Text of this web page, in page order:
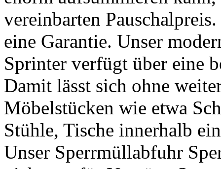
vereinbarten
eine Garantie. Unser
Sprinter verfügt über eine
Damit lässt sich ohne
Möbelstücken wie etwa
Stühle, Tische innerhalb
Unser Sperrmüllabfuhr